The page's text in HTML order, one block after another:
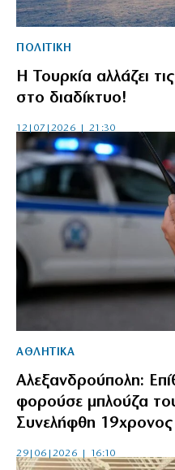
ΠΟΛΙΤΙΚΗ
Η Τουρκία αλλάζει
στο διαδίκτυο!
12|07|2026 | 21:30
ΑΘΛΗΤΙΚΑ
Αλεξανδρούπολη:
φορούσε μπλούζα
Συνελήφθη 19χρονος
29|06|2026 | 16:10